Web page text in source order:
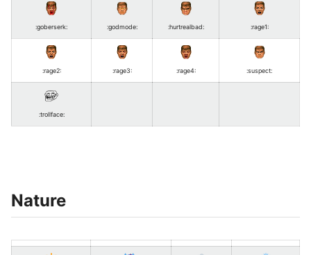
:goberserk: :godmode: :hurtrealbad: :rage1:
:rage2: :rage3: :rage4: :suspect:
:trollface:
Nature